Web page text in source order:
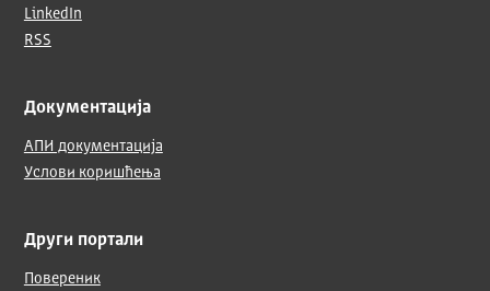
LinkedIn
RSS
Документација
АПИ документација
Услови коришћења
Други портали
Повереник